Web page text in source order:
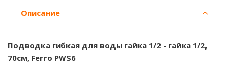
Описание
Подводка гибкая для воды гайка 1/2 - гайка 1/2,
70см, Ferro PWS6